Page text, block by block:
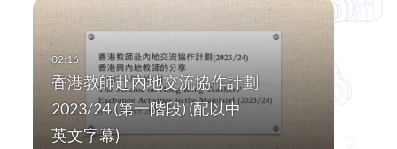
香港教師赴內地交流協作計劃
2023/24 (第一階段) (配以中、
英文字幕)